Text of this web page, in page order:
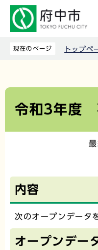
先
す
現在のページ トップペ
文
か
令和3年度
内容
次のオープンデータ
オープンデー